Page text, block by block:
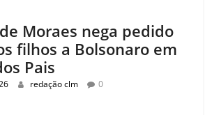
Moraes nega pedido
filhos a Bolsonaro em
Pais
redação clm 0